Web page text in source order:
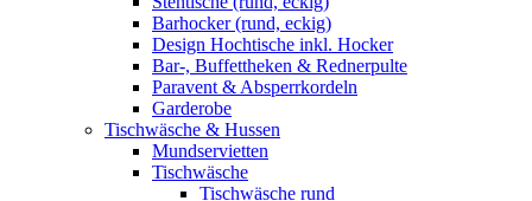
Barhocker (rund, eckig)
Design Hochtische inkl. Hocker
Bar-, Buffettheken & Rednerpulte
Paravent & Absperrkordeln
Garderobe
Tischwäsche & Hussen
Mundservietten
Tischwäsche
Tischwäsche rund